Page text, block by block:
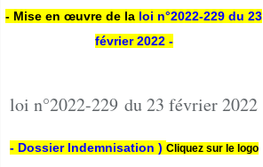
- Mise en œuvre de la loi n°2022-229 du 23
février 2022 -
loi n°2022-229 du 23 février 2022
- Dossier Indemnisation ) Cliquez sur le logo